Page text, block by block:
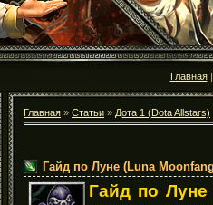
Главная
Главная » Статьи » Дота 1 (Dota Allstars)
Гайд по Луне (Luna
Гайд по Луне